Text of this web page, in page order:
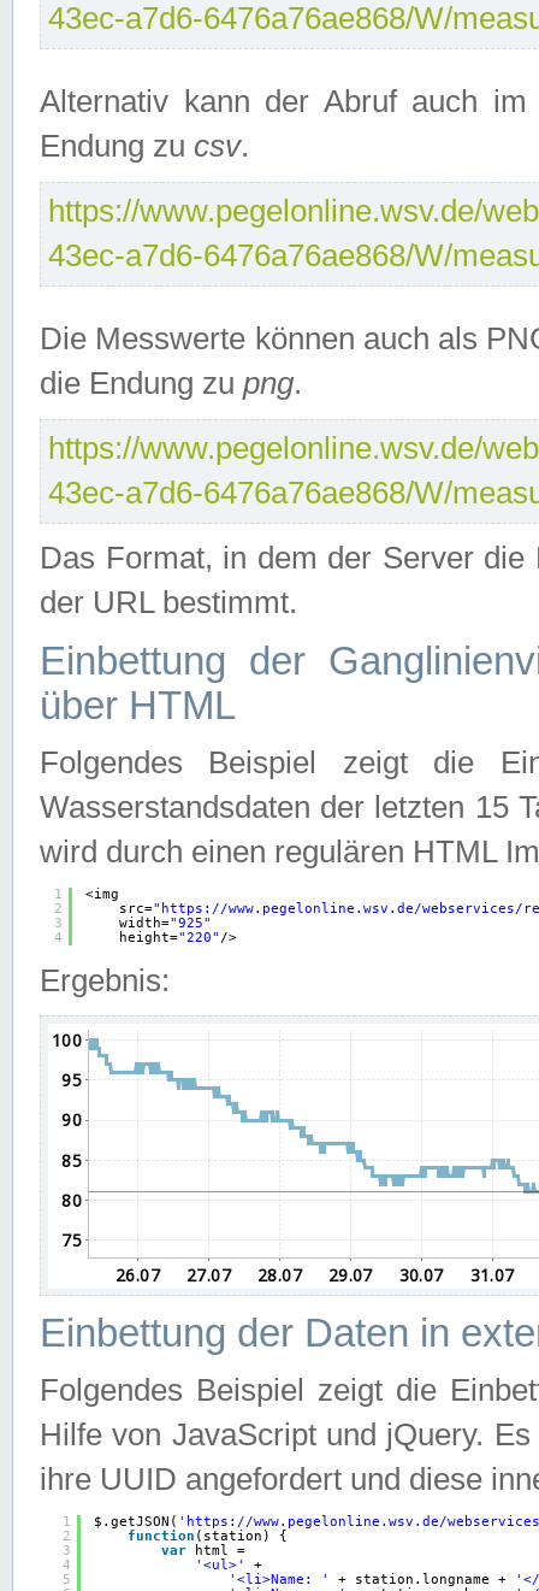
43ec-a7d6-6476a76ae868/W/
Alternativ kann der Abruf auch
Endung zu csv.
https://www.pegelonline.wsv.de/
43ec-a7d6-6476a76ae868/W/
Die Messwerte können auch als
die Endung zu png.
https://www.pegelonline.wsv.de/
43ec-a7d6-6476a76ae868/W/
Das Format, in dem der Server
der URL bestimmt.
Einbettung der
über HTML
Folgendes Beispiel zeigt die
Wasserstandsdaten der letzten 15
wird durch einen regulären HTML
1
2
3
4
<img
src=" https://www.pegelonline.wsv.de/webservices/
width="925"
height="220" />
Ergebnis:
Einbettung der Daten in
Folgendes Beispiel zeigt die
Hilfe von JavaScript und jQuery.
ihre UUID angefordert und diese
1
2
3
4
5
$.getJSON( ' https://www.pegelonline.wsv.de/
function (station) {
var
html =
'<ul>'
+
'<li>Name: '
+ station.longname +